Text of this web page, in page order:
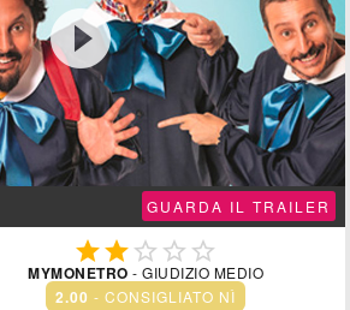

GUARDA IL TRAILER
   
MYMONETRO - GIUDIZIO MEDIO
2.00 - CONSIGLIATO NÌ